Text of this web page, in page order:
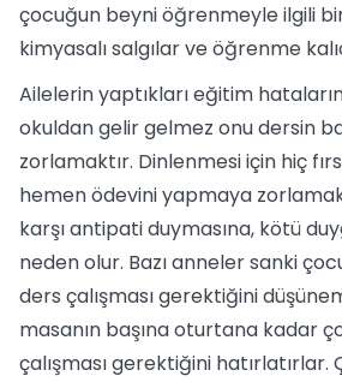
çocuğun beyni öğrenmeyle ilgili
kimyasalı salgılar ve öğrenme
Ailelerin yaptıkları eğitim
okuldan gelir gelmez onu dersin
zorlamaktır. Dinlenmesi için hiç
hemen ödevini yapmaya
karşı antipati duymasına, kötü
neden olur. Bazı anneler sanki
ders çalışması gerektiğini
masanın başına oturtana kadar
çalışması gerektiğini hatırlatırlar.